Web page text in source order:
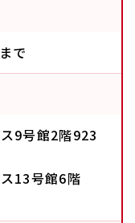
で
9号館2階923
13号館6階